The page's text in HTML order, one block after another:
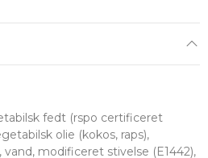
fedt (rspo certificeret
olie (kokos, raps),
modificeret stivelse (E1442),